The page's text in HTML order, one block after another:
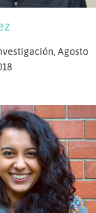
Agosto